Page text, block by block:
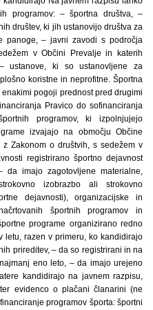
programov: – športna društva, –
društev, ki jih ustanovijo društva za
panoge, – javni zavodi s področja
v Občini Prevalje in katerih
ustanove, ki so ustanovljene za
koristne in neprofitne. Športna
pogoji prednost pred drugimi
Pravico do sofinanciranja
programov, ki izpolnjujejo
izvajajo na območju Občine
Zakonom o društvih, s sedežem v
registrirano športno dejavnost
imajo zagotovljene materialne,
izobrazbo ali strokovno
dejavnosti), organizacijske in
športnih programov in
programe organizirano redno
letu, razen v primeru, ko kandidirajo
prireditev, – da so registrirani in na
eno leto, – da imajo urejeno
kandidirajo na javnem razpisu,
evidenco o plačani članarini (ne
programov športa: športni